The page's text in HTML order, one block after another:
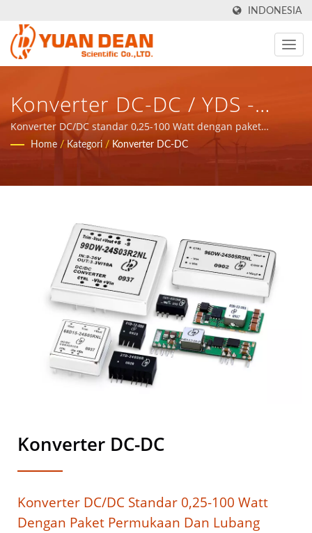
INDONESIA
Konverter DC-DC / YDS -
Menyediakan Solusi Total
Untuk Aplikasi Jaringan
Komunikasi Komponen
Konverter DC/DC standar 0,25-100 Watt dengan paket
permukaan dan lubang melalui / YDS - menyediakan solusi
Home / Kategori / Konverter DC-DC
Konverter DC-DC
Konverter DC/DC Standar 0,25-100 Watt
Dengan Paket Permukaan Dan Lubang